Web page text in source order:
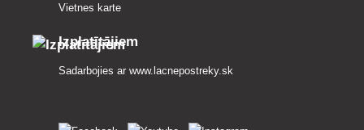
Vietnes karte
Izplatītājiem
Sadarbojies ar www.lacnepostreky.sk